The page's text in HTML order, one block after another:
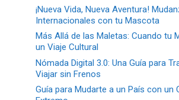
¡Nueva Vida, Nueva Aventura!
Internacionales con tu Mascota
Más Allá de las Maletas: Cuando tu
un Viaje Cultural
Nómada Digital 3.0: Una Guía para
Viajar sin Frenos
Guía para Mudarte a un País con un